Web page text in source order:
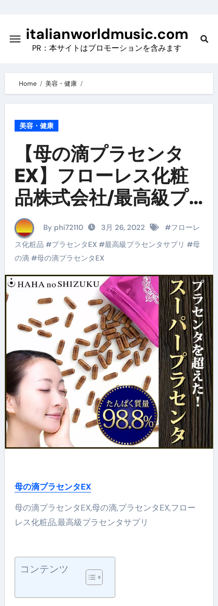
contentitalianworldmusic.com
PR：本サイトはプロモーションを含みます
Home 美容・健康
美容・健康
【母の滴プラセンタ
EX】フローレス化粧
品株式会社/最高級プ
ラセンタサプリ
By phi72110 3月 26, 2022 #フローレ
ス化粧品 #プラセンタEX#最高級プラセンタサプリ #母
の滴#母の滴プラセンタEX
母の滴プラセンタEX
母の滴プラセンタEX,母の滴,プラセンタEX,フロー
レス化粧品,最高級プラセンタサプリ
コンテンツ